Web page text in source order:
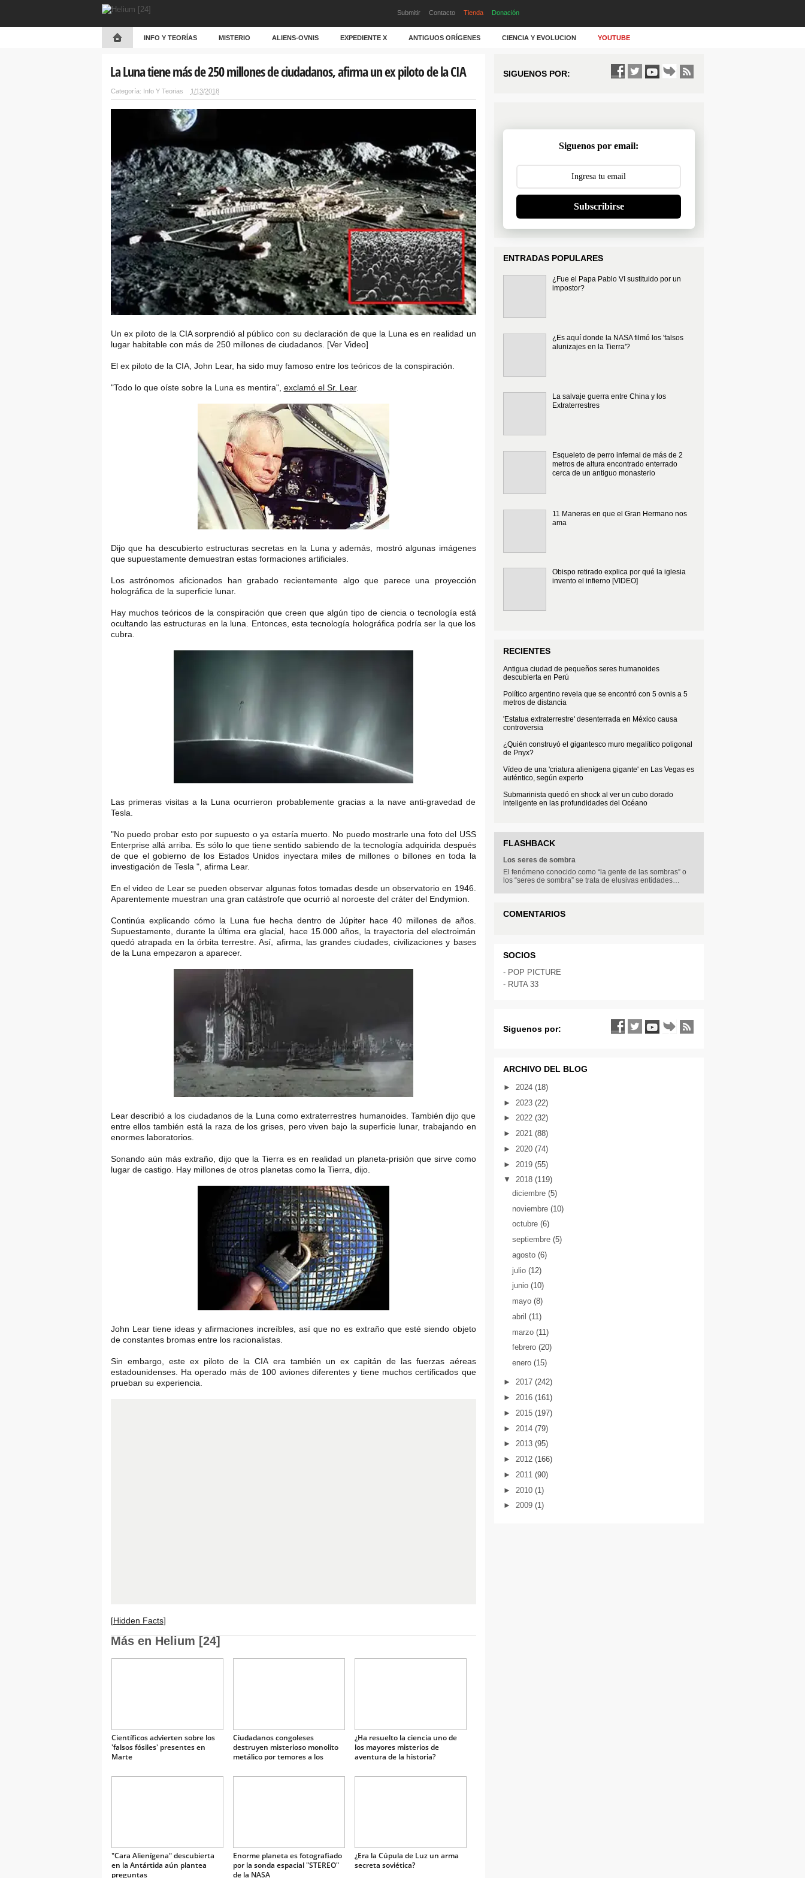
Submitir Contacto Tienda Donación
INFO Y TEORÍAS MISTERIO ALIENS-OVNIS EXPEDIENTE X ANTIGUOS ORÍGENES CIENCIA Y EVOLUCION YOUTUBE
La Luna tiene más de 250 millones de ciudadanos, afirma un ex piloto de la CIA
Categoría: Info Y Teorias 1/13/2018
Un ex piloto de la CIA sorprendió al público con su declaración de que la Luna es en realidad un
lugar habitable con más de 250 millones de ciudadanos. [Ver Video]
El ex piloto de la CIA, John Lear, ha sido muy famoso entre los teóricos de la conspiración.
"Todo lo que oíste sobre la Luna es mentira", exclamó el Sr. Lear.
Dijo que ha descubierto estructuras secretas en la Luna y además, mostró algunas imágenes
que supuestamente demuestran estas formaciones artificiales.
Los astrónomos aficionados han grabado recientemente algo que parece una proyección
holográfica de la superficie lunar.
Hay muchos teóricos de la conspiración que creen que algún tipo de ciencia o tecnología está
ocultando las estructuras en la luna. Entonces, esta tecnología holográfica podría ser la que los
cubra.
Las primeras visitas a la Luna ocurrieron probablemente gracias a la nave anti-gravedad de
Tesla.
"No puedo probar esto por supuesto o ya estaría muerto. No puedo mostrarle una foto del USS
Enterprise allá arriba. Es sólo lo que tiene sentido sabiendo de la tecnología adquirida después
de que el gobierno de los Estados Unidos inyectara miles de millones o billones en toda la
investigación de Tesla ", afirma Lear.
En el video de Lear se pueden observar algunas fotos tomadas desde un observatorio en 1946.
Aparentemente muestran una gran catástrofe que ocurrió al noroeste del cráter del Endymion.
Continúa explicando cómo la Luna fue hecha dentro de Júpiter hace 40 millones de años.
Supuestamente, durante la última era glacial, hace 15.000 años, la trayectoria del electroimán
quedó atrapada en la órbita terrestre. Así, afirma, las grandes ciudades, civilizaciones y bases
de la Luna empezaron a aparecer.
Lear describió a los ciudadanos de la Luna como extraterrestres humanoides. También dijo que
entre ellos también está la raza de los grises, pero viven bajo la superficie lunar, trabajando en
enormes laboratorios.
Sonando aún más extraño, dijo que la Tierra es en realidad un planeta-prisión que sirve como
lugar de castigo. Hay millones de otros planetas como la Tierra, dijo.
John Lear tiene ideas y afirmaciones increíbles, así que no es extraño que esté siendo objeto
de constantes bromas entre los racionalistas.
Sin embargo, este ex piloto de la CIA era también un ex capitán de las fuerzas aéreas
estadounidenses. Ha operado más de 100 aviones diferentes y tiene muchos certificados que
prueban su experiencia.
[Hidden Facts]
Más en Helium [24]
Científicos advierten sobre los
'falsos fósiles' presentes en
Marte
Ciudadanos congoleses
destruyen misterioso monolito
metálico por temores a los
¿Ha resuelto la ciencia uno de
los mayores misterios de
aventura de la historia?
"Cara Alienígena" descubierta
en la Antártida aún plantea
preguntas
Enorme planeta es fotografiado
por la sonda espacial "STEREO"
de la NASA
¿Era la Cúpula de Luz un arma
secreta soviética?
SIGUENOS POR:
Siguenos por email:
Subscribirse
ENTRADAS POPULARES
¿Fue el Papa Pablo VI sustituido por un
impostor?
¿Es aquí donde la NASA filmó los 'falsos
alunizajes en la Tierra'?
La salvaje guerra entre China y los
Extraterrestres
Esqueleto de perro infernal de más de 2
metros de altura encontrado enterrado
cerca de un antiguo monasterio
11 Maneras en que el Gran Hermano nos
ama
Obispo retirado explica por qué la iglesia
invento el infierno [VIDEO]
RECIENTES
Antigua ciudad de pequeños seres humanoides
descubierta en Perú
Político argentino revela que se encontró con 5 ovnis a 5
metros de distancia
'Estatua extraterrestre' desenterrada en México causa
controversia
¿Quién construyó el gigantesco muro megalítico poligonal
de Pnyx?
Vídeo de una 'criatura alienígena gigante' en Las Vegas es
auténtico, según experto
Submarinista quedó en shock al ver un cubo dorado
inteligente en las profundidades del Océano
FLASHBACK
Los seres de sombra
El fenómeno conocido como “la gente de las sombras” o
los “seres de sombra” se trata de elusivas entidades…
COMENTARIOS
SOCIOS
- POP PICTURE
- RUTA 33
Siguenos por:
ARCHIVO DEL BLOG
► 2024 (18)
► 2023 (22)
► 2022 (32)
► 2021 (88)
► 2020 (74)
► 2019 (55)
▼ 2018 (119)
diciembre(5)
noviembre(10)
octubre(6)
septiembre(5)
agosto(6)
julio(12)
junio(10)
mayo(8)
abril(11)
marzo(11)
febrero(20)
enero(15)
► 2017 (242)
► 2016 (161)
► 2015 (197)
► 2014 (79)
► 2013 (95)
► 2012 (166)
► 2011 (90)
► 2010 (1)
► 2009 (1)